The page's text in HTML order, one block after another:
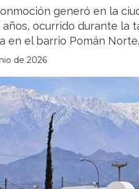
generó en la
años, ocurrido durante la
en el barrio Pomán Norte.
de 2026